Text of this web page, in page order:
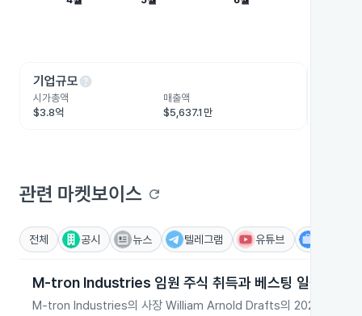
기업규모help
시가총액
$3.8억
매출액
$5,637.1만
관련 마켓보이스 refresh
전체 공시 뉴스 텔레그램 유튜브
M-tron Industries 임원 주식 취득과 베스팅 일정
M-tron Industries의 사장 William Arnold Drafts의 2026년 3월 19